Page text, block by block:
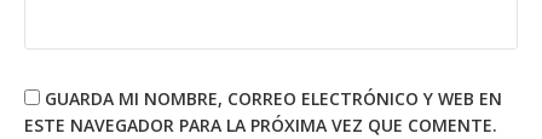
GUARDA MI NOMBRE, CORREO ELECTRÓNICO Y WEB EN
ESTE NAVEGADOR PARA LA PRÓXIMA VEZ QUE COMENTE.